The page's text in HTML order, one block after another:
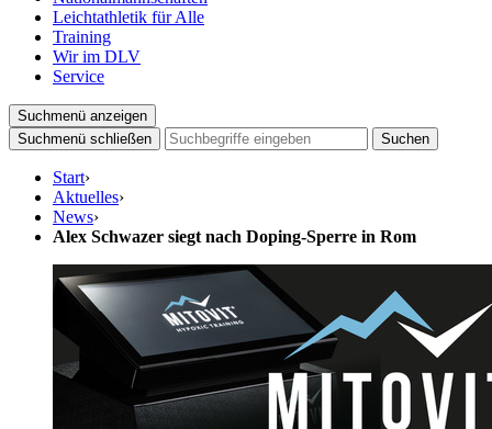
Leichtathletik für Alle
Training
Wir im DLV
Service
Suchmenü anzeigen
Suchmenü schließen
Suchen
Start›
Aktuelles›
News›
Alex Schwazer siegt nach Doping-Sperre in Rom